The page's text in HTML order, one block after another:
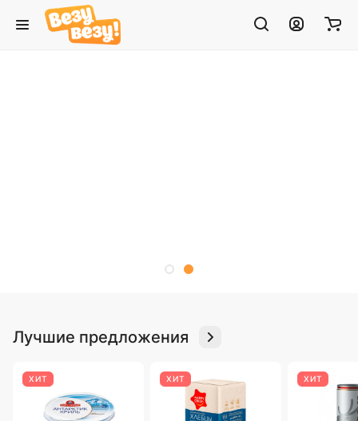
Лучшие предложения
ХИТ ХИТ ХИТ